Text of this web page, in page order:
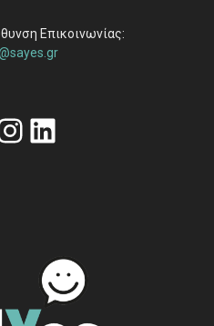
Επικοινωνίας:
Linkedin